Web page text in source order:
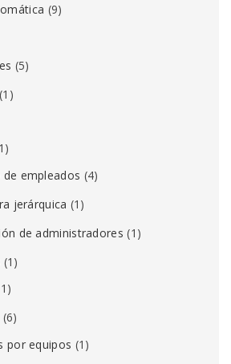
(9)
(5)
(1)
empleados (4)
jerárquica (1)
de administradores (1)
(1)
(6)
por equipos (1)